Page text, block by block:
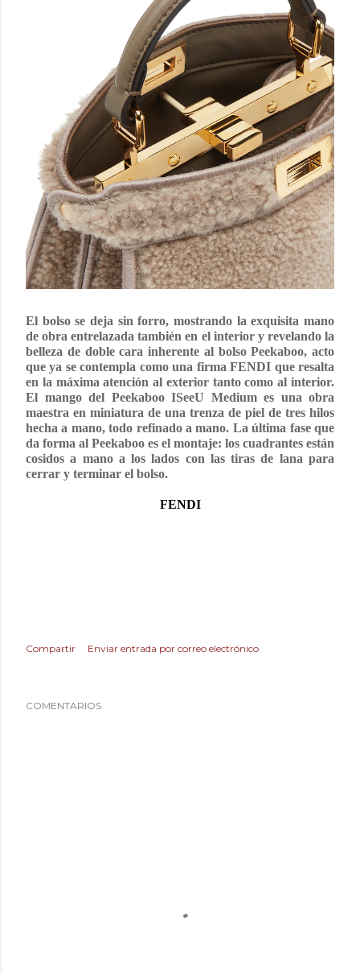
El bolso se deja sin forro, mostrando la exquisita mano
de obra entrelazada también en el interior y revelando la
belleza de doble cara inherente al bolso Peekaboo, acto
que ya se contempla como una firma FENDI que resalta
en la máxima atención al exterior tanto como al interior.
El mango del Peekaboo ISeeU Medium es una obra
maestra en miniatura de una trenza de piel de tres hilos
hecha a mano, todo refinado a mano. La última fase que
da forma al Peekaboo es el montaje: los cuadrantes están
cosidos a mano a los lados con las tiras de lana para
cerrar y terminar el bolso.
FENDI
Compartir Enviar entrada por correo electrónico
COMENTARIOS